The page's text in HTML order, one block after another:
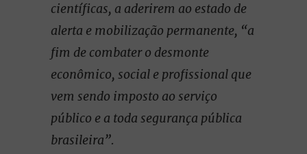
científicas, a aderirem ao estado de
alerta e mobilização permanente, “a
fim de combater o desmonte
econômico, social e profissional que
vem sendo imposto ao serviço
público e a toda segurança pública
brasileira”.